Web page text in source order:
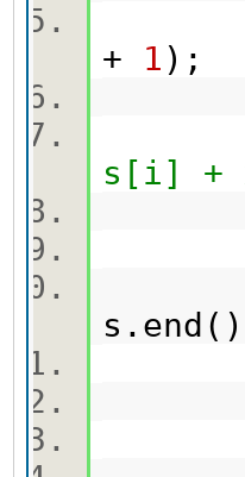
+ 1 );
s[i] +